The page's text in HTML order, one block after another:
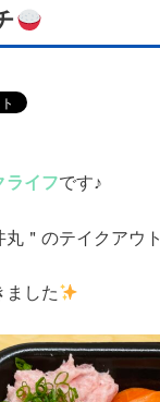
ライフです♪
＂のテイクアウト
ました